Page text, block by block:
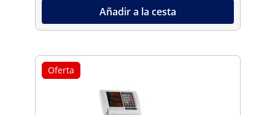
Añadir a la cesta
Oferta